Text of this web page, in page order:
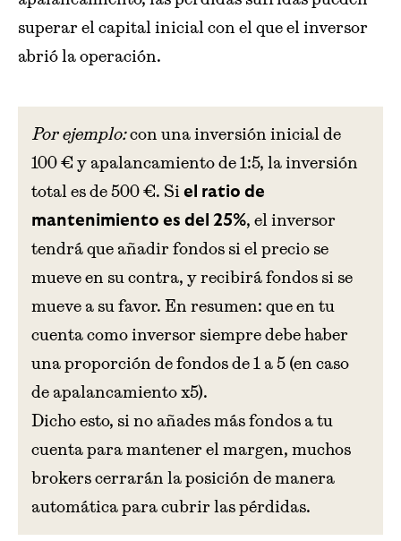
superar el capital inicial con el que el inversor
abrió la operación.
Por ejemplo:con una inversión inicial de
100 € y apalancamiento de 1:5, la inversión
total es de 500 €. Si el ratio de
mantenimiento es del 25%, el inversor
tendrá que añadir fondos si el precio se
mueve en su contra, y recibirá fondos si se
mueve a su favor. En resumen: que en tu
cuenta como inversor siempre debe haber
una proporción de fondos de 1 a 5 (en caso
de apalancamiento x5).
Dicho esto, si no añades más fondos a tu
cuenta para mantener el margen, muchos
brokers cerrarán la posición de manera
automática para cubrir las pérdidas.